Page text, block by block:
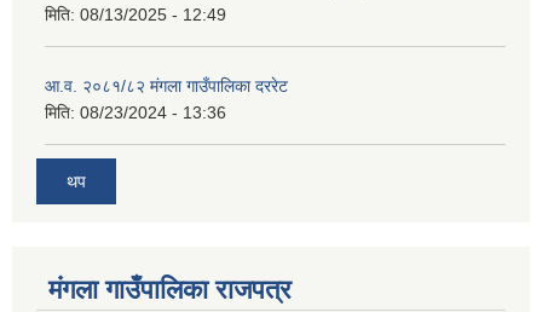
मिति: 08/13/2025 - 12:49
आ.व. २०८१/८२ मंगला गाउँपालिका दररेट
मिति: 08/23/2024 - 13:36
थप
मंगला गाउँपालिका राजपत्र